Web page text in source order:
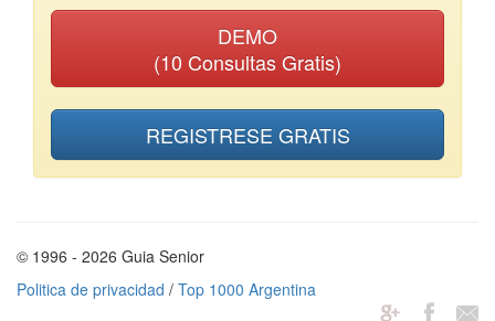
DEMO
(10 Consultas Gratis)
REGISTRESE GRATIS
© 1996 - 2026 Guia Senior
Politica de privacidad / Top 1000 Argentina